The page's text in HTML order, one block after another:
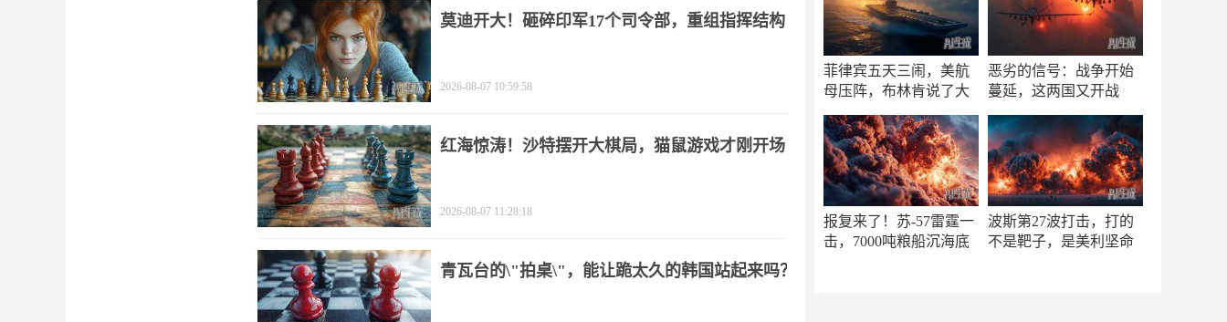
菲律宾五天三闹，美航
母压阵，布林肯说了大
恶劣的信号：战争开始
蔓延，这两国又开战
报复来了！苏-57雷霆一
击，7000吨粮船沉海底
波斯第27波打击，打的
不是靶子，是美利坚命
莫迪开大！砸碎印军17个司令部，重组指挥结构
2026-08-07 10:59:58
红海惊涛！沙特摆开大棋局，猫鼠游戏才刚开场
2026-08-07 11:28:18
青瓦台的\"拍桌\"，能让跪太久的韩国站起来吗？